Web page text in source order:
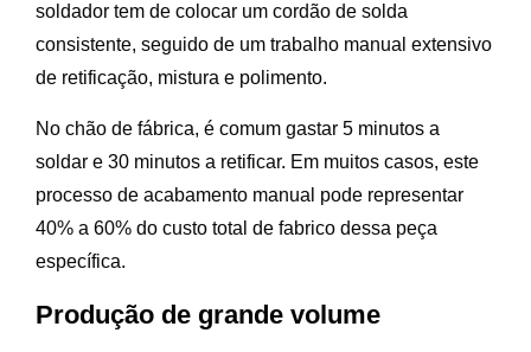
soldador tem de colocar um cordão de solda
consistente, seguido de um trabalho manual extensivo
de retificação, mistura e polimento.
No chão de fábrica, é comum gastar 5 minutos a
soldar e 30 minutos a retificar. Em muitos casos, este
processo de acabamento manual pode representar
40% a 60% do custo total de fabrico dessa peça
específica.
Produção de grande volume